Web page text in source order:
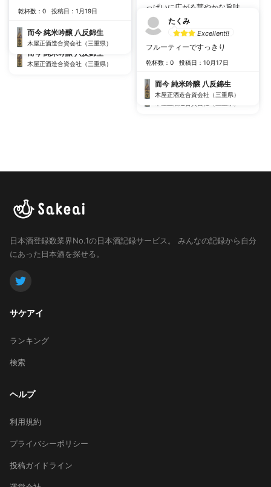
っぱいに広がる華やかな旨味、
さすがです 飲んだ後にはスッと
口の中には何も残らず 何とも不
思議なお酒 もう一口もう一口と
い！ 牡蠣のアヒージョに合わせ
て美味しくいただきました☆
而今 純米吟醸 八反錦生
も米によって形を変えますね。
乾杯数：8 投稿日：2月16日
而今 純米吟醸 八反錦生
木屋正酒造合資会社（三重県）
乾杯数：0 投稿日：1月19日
而今 純米吟醸 八反錦生
木屋正酒造合資会社（三重県）
たくみ
Excellent!!
フルーティーですっきり
乾杯数：0 投稿日：10月17日
而今 純米吟醸 八反錦生
木屋正酒造合資会社（三重県）
日本酒登録数業界No.1の日本酒記録サービス。
みんなの記録から自分
にあった日本酒を探せる。
サケアイ
ランキング
検索
ヘルプ
利用規約
プライバシーポリシー
投稿ガイドライン